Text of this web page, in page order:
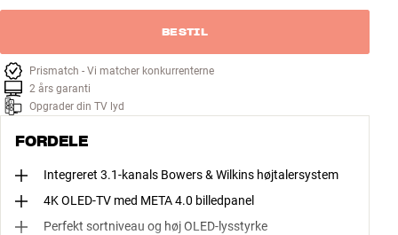
BESTIL
Prismatch - Vi matcher konkurrenterne
2 års garanti
Opgrader din TV lyd
FORDELE
Integreret 3.1-kanals Bowers & Wilkins højtalersystem
4K OLED-TV med META 4.0 billedpanel
Perfekt sortniveau og høj OLED-lysstyrke